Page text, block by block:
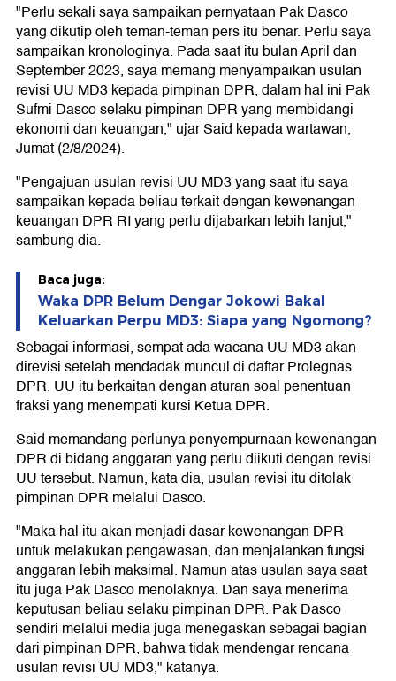
"Perlu sekali saya sampaikan pernyataan Pak Dasco
yang dikutip oleh teman-teman pers itu benar. Perlu saya
sampaikan kronologinya. Pada saat itu bulan April dan
September 2023, saya memang menyampaikan usulan
revisi UU MD3 kepada pimpinan DPR, dalam hal ini Pak
Sufmi Dasco selaku pimpinan DPR yang membidangi
ekonomi dan keuangan," ujar Said kepada wartawan,
Jumat (2/8/2024).
"Pengajuan usulan revisi UU MD3 yang saat itu saya
sampaikan kepada beliau terkait dengan kewenangan
keuangan DPR RI yang perlu dijabarkan lebih lanjut,"
sambung dia.
Baca juga:
Waka DPR Belum Dengar Jokowi Bakal
Keluarkan Perpu MD3: Siapa yang Ngomong?
Sebagai informasi, sempat ada wacana UU MD3 akan
direvisi setelah mendadak muncul di daftar Prolegnas
DPR. UU itu berkaitan dengan aturan soal penentuan
fraksi yang menempati kursi Ketua DPR.
Said memandang perlunya penyempurnaan kewenangan
DPR di bidang anggaran yang perlu diikuti dengan revisi
UU tersebut. Namun, kata dia, usulan revisi itu ditolak
pimpinan DPR melalui Dasco.
"Maka hal itu akan menjadi dasar kewenangan DPR
untuk melakukan pengawasan, dan menjalankan fungsi
anggaran lebih maksimal. Namun atas usulan saya saat
itu juga Pak Dasco menolaknya. Dan saya menerima
keputusan beliau selaku pimpinan DPR. Pak Dasco
sendiri melalui media juga menegaskan sebagai bagian
dari pimpinan DPR, bahwa tidak mendengar rencana
usulan revisi UU MD3," katanya.